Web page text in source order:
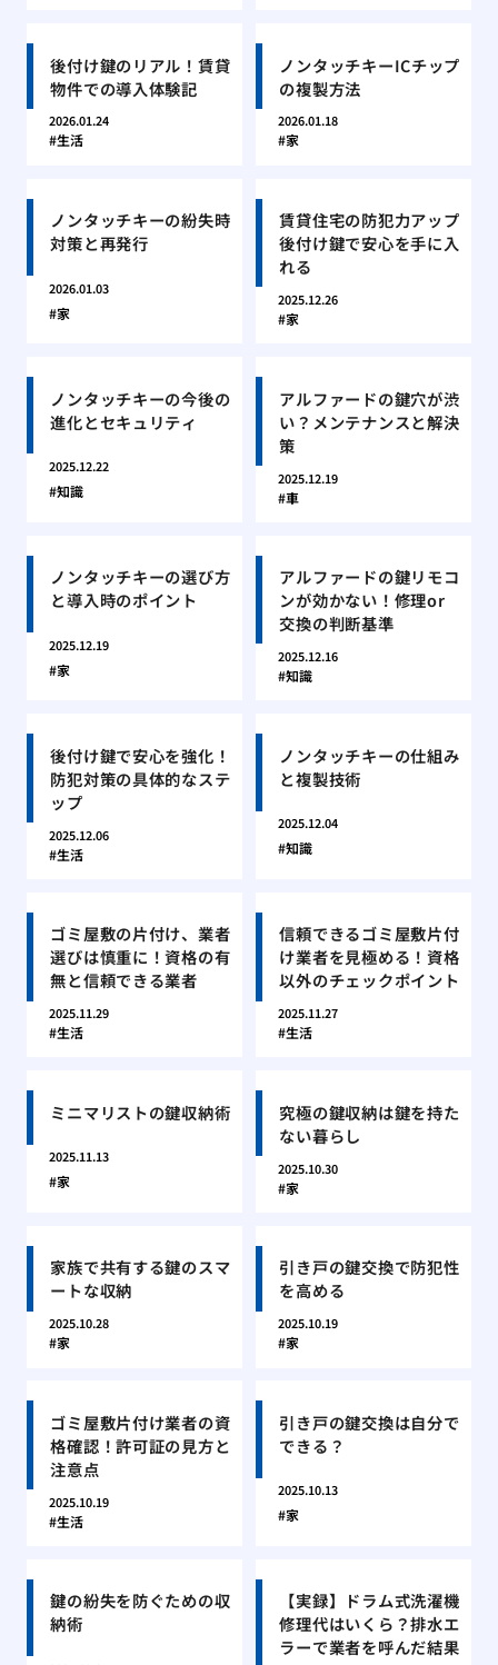
後付け鍵のリアル！賃貸
物件での導入体験記
2026.01.24
生活
ノンタッチキーICチップ
の複製方法
2026.01.18
家
ノンタッチキーの紛失時
対策と再発行
2026.01.03
家
賃貸住宅の防犯力アップ
後付け鍵で安心を手に入
れる
2025.12.26
家
ノンタッチキーの今後の
進化とセキュリティ
2025.12.22
知識
アルファードの鍵穴が渋
い？メンテナンスと解決
策
2025.12.19
車
ノンタッチキーの選び方
と導入時のポイント
2025.12.19
家
アルファードの鍵リモコ
ンが効かない！修理or
交換の判断基準
2025.12.16
知識
後付け鍵で安心を強化！
防犯対策の具体的なステ
ップ
2025.12.06
生活
ノンタッチキーの仕組み
と複製技術
2025.12.04
知識
ゴミ屋敷の片付け、業者
選びは慎重に！資格の有
無と信頼できる業者
2025.11.29
生活
信頼できるゴミ屋敷片付
け業者を見極める！資格
以外のチェックポイント
2025.11.27
生活
ミニマリストの鍵収納術
2025.11.13
家
究極の鍵収納は鍵を持た
ない暮らし
2025.10.30
家
家族で共有する鍵のスマ
ートな収納
2025.10.28
家
引き戸の鍵交換で防犯性
を高める
2025.10.19
家
ゴミ屋敷片付け業者の資
格確認！許可証の見方と
注意点
2025.10.19
生活
引き戸の鍵交換は自分で
できる？
2025.10.13
家
鍵の紛失を防ぐための収
納術
【実録】ドラム式洗濯機
修理代はいくら？排水エ
ラーで業者を呼んだ結果